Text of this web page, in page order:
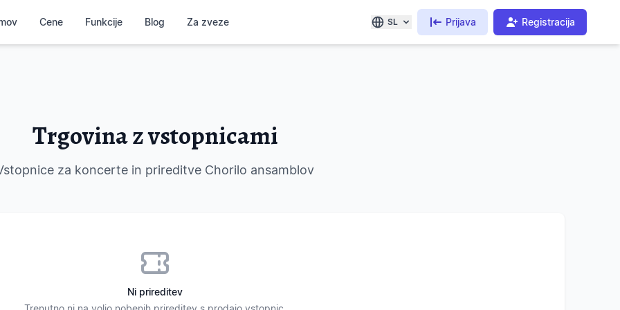
Cene Funkcije Blog Za zveze SL Prijava Registracija
Trgovina z vstopnicami
za koncerte in prireditve Chorilo ansamblov
Ni prireditev